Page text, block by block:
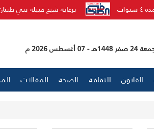
برعاية شيخ قبيلة بني ظبيان.. اختتام
1448هـ - 07 أغسطس 2026 م
القانون الثقافة الصحة المقالات